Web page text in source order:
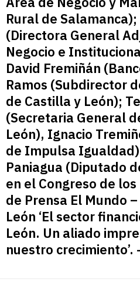
Rural de
(Directora General
Negocio e
David Fremiñán
Ramos (Subdirector
de Castilla y León);
(Secretaria General
León), Ignacio
de Impulsa
Paniagua (Diputado
en el Congreso de
de Prensa El Mundo
León ‘El sector
León. Un aliado
nuestro crecimiento’.